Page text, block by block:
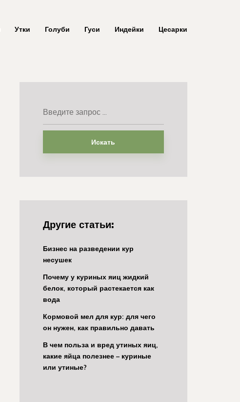
Утки Голуби Гуси Индейки Цесарки
Искать
Другие статьи:
Бизнес на разведении кур
несушек
Почему у куриных яиц жидкий
белок, который растекается как
вода
Кормовой мел для кур: для чего
он нужен, как правильно давать
В чем польза и вред утиных яиц,
какие яйца полезнее – куриные
или утиные?